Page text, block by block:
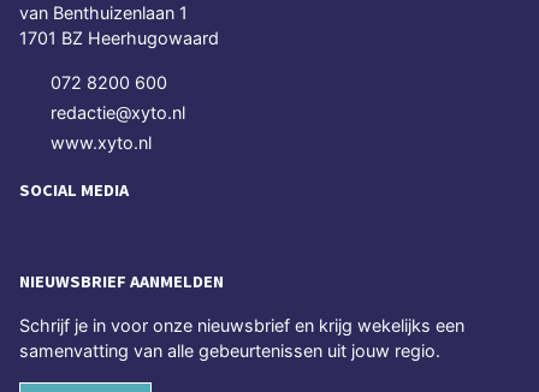
van Benthuizenlaan 1
1701 BZ Heerhugowaard
072 8200 600
redactie@xyto.nl
www.xyto.nl
SOCIAL MEDIA
NIEUWSBRIEF AANMELDEN
Schrijf je in voor onze nieuwsbrief en krijg wekelijks een
samenvatting van alle gebeurtenissen uit jouw regio.